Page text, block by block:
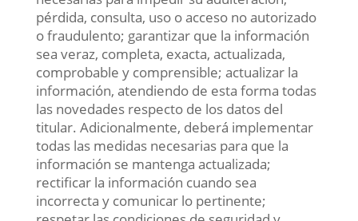
pérdida, consulta, uso o acceso no autorizado
o fraudulento; garantizar que la información
sea veraz, completa, exacta, actualizada,
comprobable y comprensible; actualizar la
información, atendiendo de esta forma todas
las novedades respecto de los datos del
titular. Adicionalmente, deberá implementar
todas las medidas necesarias para que la
información se mantenga actualizada;
rectificar la información cuando sea
incorrecta y comunicar lo pertinente;